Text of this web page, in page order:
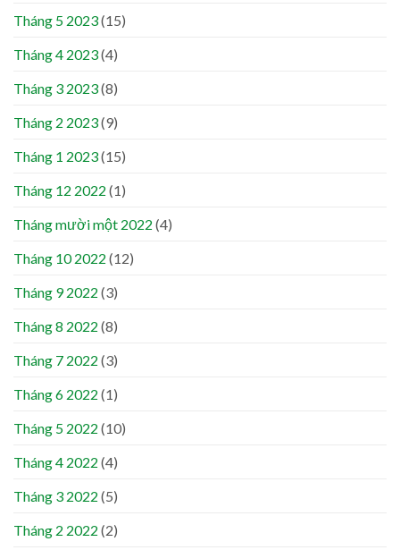
Tháng 5 2023(15)
Tháng 4 2023(4)
Tháng 3 2023(8)
Tháng 2 2023(9)
Tháng 1 2023(15)
Tháng 12 2022 (1)
Tháng mười một 2022 (4)
Tháng 10 2022 (12)
Tháng 9 2022 (3)
Tháng 8 2022 (8)
Tháng 7 2022 (3)
Tháng 6 2022 (1)
Tháng 5 2022 (10)
Tháng 4 2022 (4)
Tháng 3 2022 (5)
Tháng 2 2022 (2)